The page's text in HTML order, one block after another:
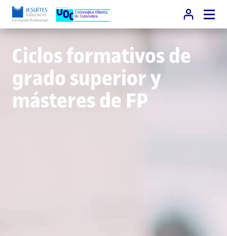
Ciclos formativos de
grado superior y
másteres de FP